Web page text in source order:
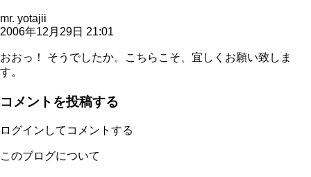
mr. yotajii
2006年12月29日 21:01
おおっ！ そうでしたか。こちらこそ、宜しくお願い致しま
す。
コメントを投稿する
ログインしてコメントする
このブログについて